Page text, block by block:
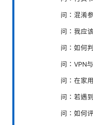
问：混淆
问：我应
问：如何
问：VPN
问：在家
问：若遇
问：如何